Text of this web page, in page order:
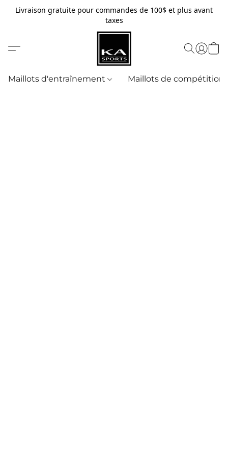
Livraison gratuite pour commandes de 100$ et plus avant
taxes
Maillots d'entraînement Maillots de compétition